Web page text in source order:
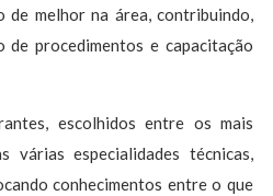
melhor na área, contribuindo,
de procedimentos e capacitação
escolhidos entre os mais
várias especialidades técnicas,
conhecimentos entre o que